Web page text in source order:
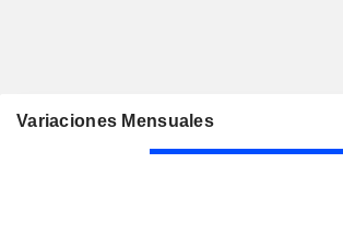
Variaciones Mensuales